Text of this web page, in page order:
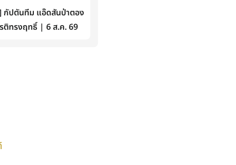
กัปตันทีม แอ๊ดสันป่าตอง
ติทรงฤทธิ์ | 6 ส.ค. 69